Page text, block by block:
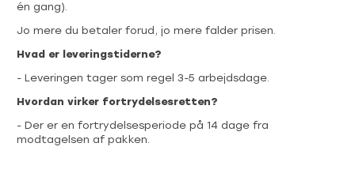
én gang).
Jo mere du betaler forud, jo mere falder prisen.
Hvad er leveringstiderne?
- Leveringen tager som regel 3-5 arbejdsdage.
Hvordan virker fortrydelsesretten?
- Der er en fortrydelsesperiode på 14 dage fra
modtagelsen af pakken.